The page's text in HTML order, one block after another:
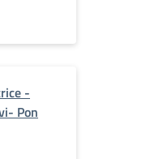
-
Pon